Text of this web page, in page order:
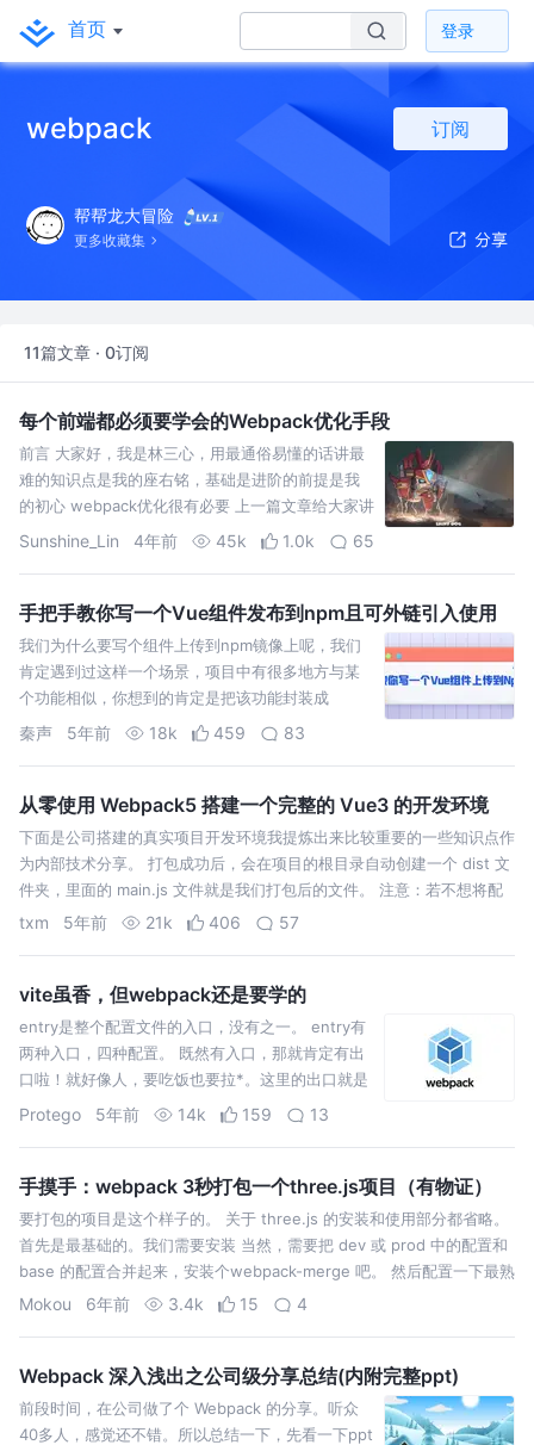
首页 登录
webpack 订阅
帮帮龙大冒险
更多收藏集
11篇文章 · 0订阅
每个前端都必须要学会的Webpack优化手段
前言 大家好，我是林三心，用最通俗易懂的话讲最
难的知识点是我的座右铭，基础是进阶的前提是我
的初心 webpack优化很有必要 上一篇文章给大家讲
解了简单搭建一个Vuecli，但是只是基本搭建，而没
Sunshine_Lin 4年前 45k 1.0k 65
手把手教你写一个Vue组件发布到npm且可外链引入使用
我们为什么要写个组件上传到npm镜像上呢，我们
肯定遇到过这样一个场景，项目中有很多地方与某
个功能相似，你想到的肯定是把该功能封装成
Component组件，后续方便我们调用。但是过了一
么…
秦声 5年前 18k 459 83
从零使用 Webpack5 搭建一个完整的 Vue3 的开发环境
下面是公司搭建的真实项目开发环境我提炼出来比较重要的一些知识点作
为内部技术分享。 打包成功后，会在项目的根目录自动创建一个 dist 文
件夹，里面的 main.js 文件就是我们打包后的文件。 注意：若不想将配
置写在配置文件中，可在项目根目录创建 babel.config.js…
txm 5年前 21k 406 57
vite虽香，但webpack还是要学的
entry是整个配置文件的入口，没有之一。 entry有
两种入口，四种配置。 既然有入口，那就肯定有出
口啦！就好像人，要吃饭也要拉*。这里的出口就是
打包好的东西要把它放在哪里。 module.rules就是
Protego 5年前 14k 159 13
手摸手：webpack 3秒打包一个three.js项目（有物证）
要打包的项目是这个样子的。 关于 three.js 的安装和使用部分都省略。
首先是最基础的。我们需要安装 当然，需要把 dev 或 prod 中的配置和
base 的配置合并起来，安装个webpack-merge 吧。 然后配置一下最熟
悉的脚本运行环节吧。通过--config…
Mokou 6年前 3.4k 15 4
Webpack 深入浅出之公司级分享总结(内附完整ppt)
前段时间，在公司做了个 Webpack 的分享。听众
40多人，感觉还不错。所以总结一下，先看一下ppt